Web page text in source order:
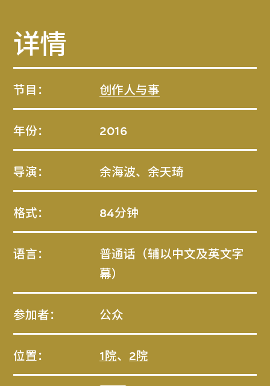
详情
节目： 创作人与事
年份： 2016
导演： 余海波、余天琦
格式： 84分钟
语言：
普通话（辅以中文及英文字
幕）
参加者： 公众
位置： 1院、 2院